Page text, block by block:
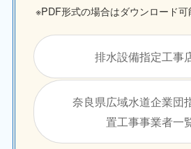
※PDF形式の場合はダウンロード可
排水設備指定工事
奈良県広域水道企業団
置工事事業者一